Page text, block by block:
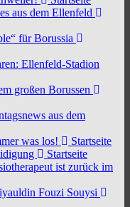
aus dem Ellenfeld
für Borussia
Ellenfeld-Stadion
großen Borussen
aus dem
was los!
Startseite
Startseite
ist zurück im
Fouzi Souysi